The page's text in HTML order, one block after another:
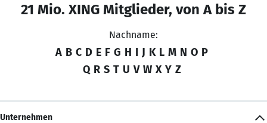
21 Mio. XING Mitglieder, von A bis Z
Nachname:
A B C D E F G H I J K L M N O P
Q R S T U V W X Y Z
Unternehmen